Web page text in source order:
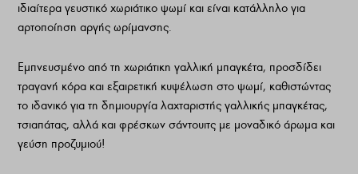
ιδιαίτερα γευστικό χωριάτικο ψωμί και είναι κατάλληλο για
αρτοποίηση αργής ωρίμανσης.
Εμπνευσμένο από τη χωριάτικη γαλλική μπαγκέτα, προσδίδει
τραγανή κόρα και εξαιρετική κυψέλωση στο ψωμί, καθιστώντας
το ιδανικό για τη δημιουργία λαχταριστής γαλλικής μπαγκέτας,
τσιαπάτας, αλλά και φρέσκων σάντουιτς με μοναδικό άρωμα και
γεύση προζυμιού!